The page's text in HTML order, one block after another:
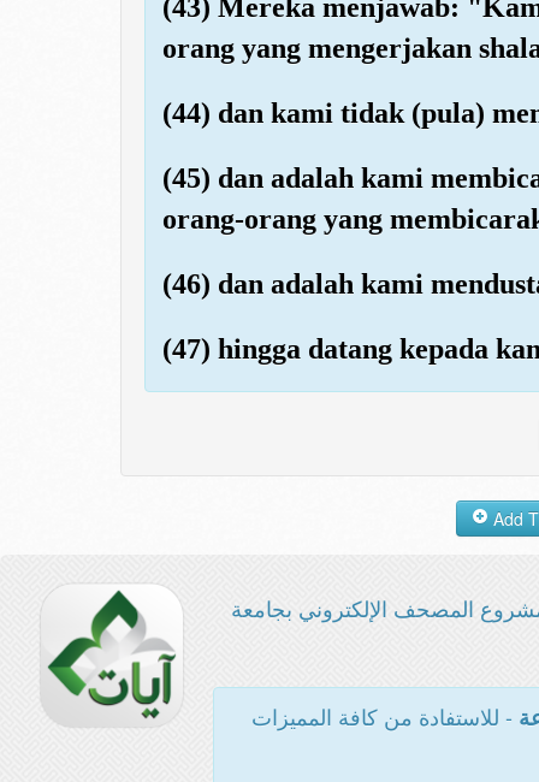
(43) Mereka menjawab:
orang yang mengerjakan
(44) dan kami tidak (pula)
(45) dan adalah kami
orang-orang yang
(46) dan adalah kami
(47) hingga datang kepada
المصحف الإلكتروني بجامعة
- للاستفادة من كافة المميزات